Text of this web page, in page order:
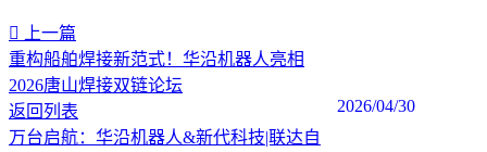
上一篇
重构船舶焊接新范式！华沿机器人亮相
2026唐山焊接双链论坛
2026/04/30
返回列表
万台启航：华沿机器人&新代科技|联达自